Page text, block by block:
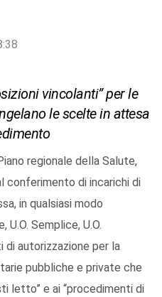
vincolanti” per le
le scelte in attesa
regionale della Salute,
conferimento di incarichi di
in qualsiasi modo
Semplice, U.O.
di autorizzazione per la
pubbliche e private che
letto” e ai “procedimenti di